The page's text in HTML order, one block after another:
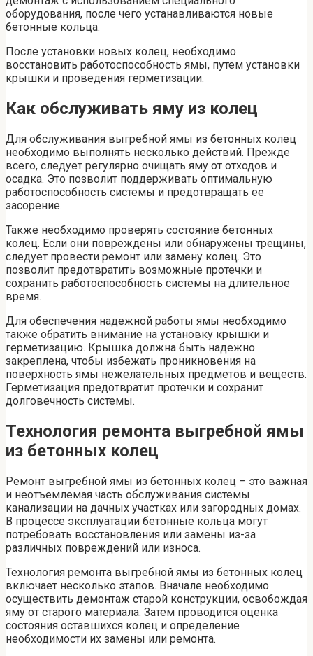
оборудования, после чего устанавливаются новые
бетонные кольца.
После установки новых колец, необходимо
восстановить работоспособность ямы, путем установки
крышки и проведения герметизации.
Как обслуживать яму из колец
Для обслуживания выгребной ямы из бетонных колец
необходимо выполнять несколько действий. Прежде
всего, следует регулярно очищать яму от отходов и
осадка. Это позволит поддерживать оптимальную
работоспособность системы и предотвращать ее
засорение.
Также необходимо проверять состояние бетонных
колец. Если они повреждены или обнаружены трещины,
следует провести ремонт или замену колец. Это
позволит предотвратить возможные протечки и
сохранить работоспособность системы на длительное
время.
Для обеспечения надежной работы ямы необходимо
также обратить внимание на установку крышки и
герметизацию. Крышка должна быть надежно
закреплена, чтобы избежать проникновения на
поверхность ямы нежелательных предметов и веществ.
Герметизация предотвратит протечки и сохранит
долговечность системы.
Технология ремонта выгребной ямы
из бетонных колец
Ремонт выгребной ямы из бетонных колец – это важная
и неотъемлемая часть обслуживания системы
канализации на дачных участках или загородных домах.
В процессе эксплуатации бетонные кольца могут
потребовать восстановления или замены из-за
различных повреждений или износа.
Технология ремонта выгребной ямы из бетонных колец
включает несколько этапов. Вначале необходимо
осуществить демонтаж старой конструкции, освобождая
яму от старого материала. Затем проводится оценка
состояния оставшихся колец и определение
необходимости их замены или ремонта.